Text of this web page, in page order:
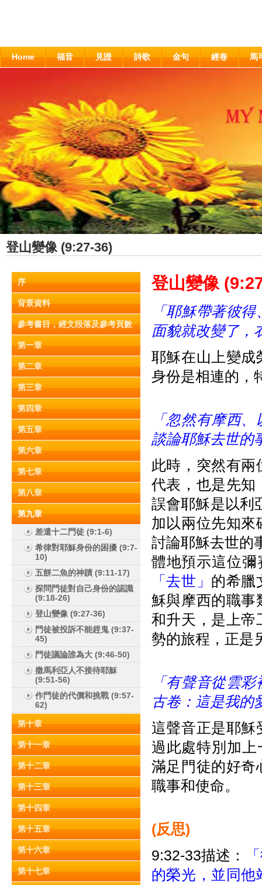
Home 福音 見證 詩歌 金句 經卷 馬
登山變像 (9:27-36)
序
背景資料
參考書目，經文段落及參考頁數
第一章
第二章
第三章
第四章
第五章
第六章
第七章
第八章
第九章
差遣十二門徒 (9:1-6)
希律對耶穌身份的困擾 (9:7-
10)
五餅二魚的神蹟 (9:11-17)
探問門徒對自己身份的認識
(9:18-26)
登山變像 (9:27-36)
門徒被投訴不能趕鬼 (9:37-
45)
門徒議論誰為大 (9:46-50)
撒馬利亞人不接待耶穌
(9:51-56)
作門徒的代價和挑戰 (9:57-
62)
第十章
第十一章
第十二章
第十三章
第十四章
第十五章
第十六章
第十七章
登山變像
「耶穌帶著彼
面貌就改變了，
耶穌在山上變成
身份是相連的，
「忽然有摩西
談論耶穌去世的
此時，突然有
代表，也是先知
誤會耶穌是以利
加以兩位先知來
討論耶穌去世的
體地預示這位
「去世」 的希臘
穌與摩西的職事
和升天，是上帝
勢的旅程，正是
「有聲音從雲
古卷：這是我的
這聲音正是耶穌
過此處特別加上
滿足門徒的好奇
職事和使命。
(反思)
9:32-33描述：
的榮光，並同他